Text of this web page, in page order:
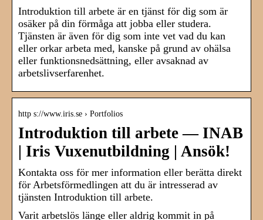
Introduktion till arbete är en tjänst för dig som är
osäker på din förmåga att jobba eller studera.
Tjänsten är även för dig som inte vet vad du kan
eller orkar arbeta med, kanske på grund av ohälsa
eller funktionsnedsättning, eller avsaknad av
arbetslivserfarenhet.
http s://www.iris.se › Portfolios
Introduktion till arbete — INAB
| Iris Vuxenutbildning | Ansök!
Kontakta oss för mer information eller berätta direkt
för Arbetsförmedlingen att du är intresserad av
tjänsten Introduktion till arbete.
Varit arbetslös länge eller aldrig kommit in på